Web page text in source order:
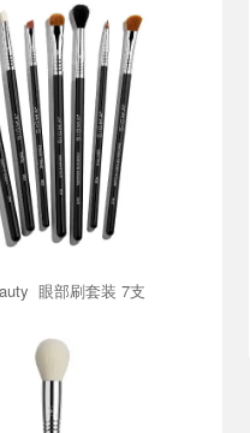
Sigma Beauty 眼部刷套装 7支